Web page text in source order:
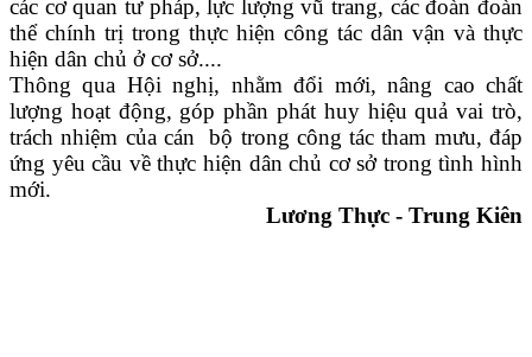
các cơ quan tư pháp, lực lượng vũ trang, các đoàn đoàn
thể chính trị trong thực hiện công tác dân vận và thực
hiện dân chủ ở cơ sở....
Thông qua Hội nghị, nhằm đổi mới, nâng cao chất
lượng hoạt động, góp phần phát huy hiệu quả vai trò,
trách nhiệm của cán bộ trong công tác tham mưu, đáp
ứng yêu cầu về thực hiện dân chủ cơ sở trong tình hình
mới.
Lương Thực - Trung Kiên